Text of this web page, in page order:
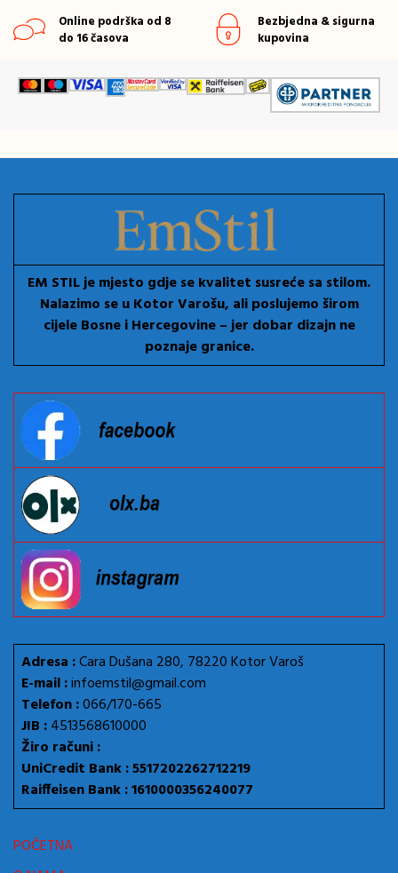
Online podrška od 8
do 16 časova
Bezbjedna & sigurna
kupovina
EM STIL je mjesto gdje se kvalitet susreće sa stilom.
Nalazimo se u Kotor Varošu, ali poslujemo širom
cijele Bosne i Hercegovine – jer dobar dizajn ne
poznaje granice.
Adresa :Cara Dušana 280, 78220 Kotor Varoš
E-mail :infoemstil@gmail.com
Telefon :066/170-665
JIB :4513568610000
Žiro računi :
UniCredit Bank : 5517202262712219
Raiffeisen Bank : 1610000356240077
POČETNA